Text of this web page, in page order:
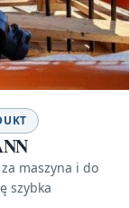
maszyna i do
szybka